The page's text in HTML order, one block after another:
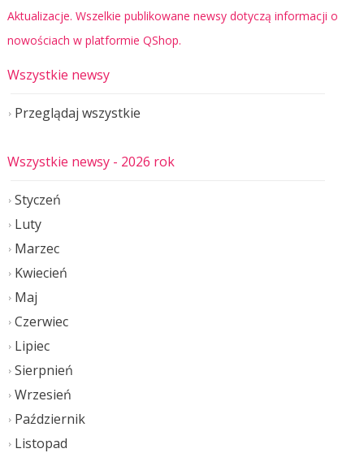
Wszystkie newsy
Przeglądaj wszystkie
Wszystkie newsy - 2026 rok
Styczeń
Luty
Marzec
Kwiecień
Maj
Czerwiec
Lipiec
Sierpnień
Wrzesień
Październik
Listopad
Aktualizacje. Wszelkie publikowane newsy dotyczą informacji o
nowościach w platformie QShop.